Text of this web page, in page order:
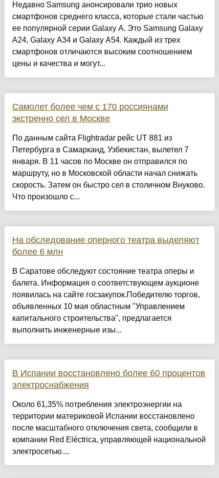
Недавно Samsung анонсировали трио новых
смартфонов среднего класса, которые стали частью
ее популярной серии Galaxy A. Это Samsung Galaxy
A24, Galaxy A34 и Galaxy A54. Каждый из трех
смартфонов отличаются высоким соотношением
цены и качества и могут...
Самолет более чем с 170 россиянами
экстренно сел в Москве
По данным сайта Flightradar рейс UT 881 из
Петербурга в Самарканд, Узбекистан, вылетел 7
января. В 11 часов по Москве он отправился по
маршруту, но в Московской области начал снижать
скорость. Затем он быстро сел в столичном Внуково.
Что произошло с...
На обследование оперного театра выделяют
более 6 млн
В Саратове обследуют состояние театра оперы и
балета. Информация о соответствующем аукционе
появилась на сайте госзакупок.Победителю торгов,
объявленных 10 мая областным "Управлением
капитального строительства", предлагается
выполнить инженерные изы...
В Испании восстановлено более 60 процентов
электроснабжения
Около 61,35% потребления электроэнергии на
территории материковой Испании восстановлено
после масштабного отключения света, сообщили в
компании Red Eléctrica, управляющей национальной
электросетью....